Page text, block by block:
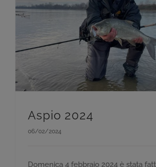
Aspio 2024
06/02/2024
Domenica 4 febbraio 2024 è stata